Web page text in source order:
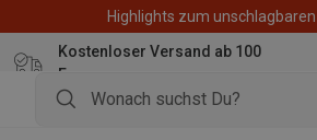
Highlights zum
Kostenloser Versand ab 100
Euro